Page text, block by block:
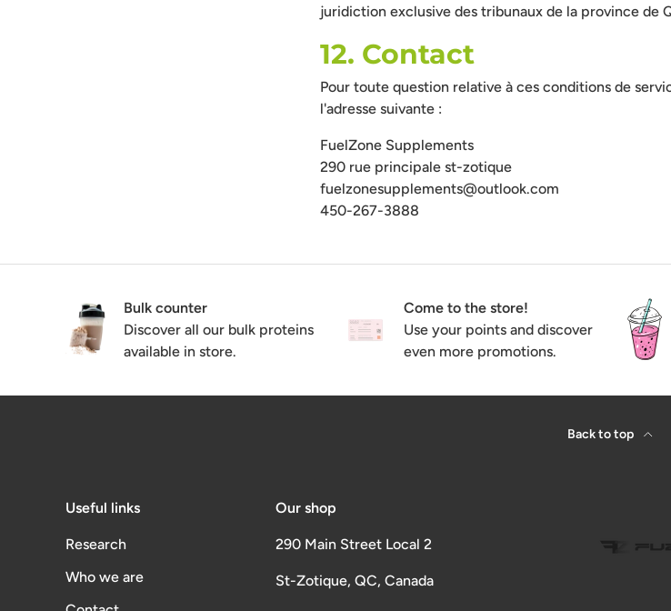
juridiction exclusive des tribunaux de la province de
12. Contact
Pour toute question relative à ces conditions de
l'adresse suivante :
FuelZone Supplements
290 rue principale st-zotique
fuelzonesupplements@outlook.com
450-267-3888
Bulk counter
Discover all our bulk proteins
available in store.
Come to the store!
Use your points and discover
even more promotions.
Back to top
Useful links
Research
Who we are
Our shop
290 Main Street Local 2
St-Zotique, QC, Canada